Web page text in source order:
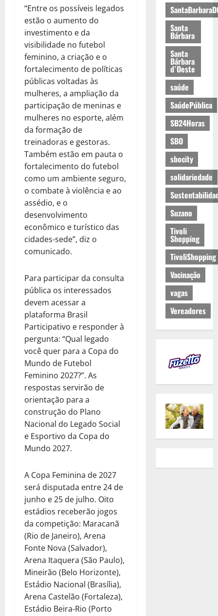
“Entre os possíveis legados
estão o aumento do
investimento e da
visibilidade no futebol
feminino, a criação e o
fortalecimento de políticas
públicas voltadas às
mulheres, a ampliação da
participação de meninas e
mulheres no esporte, além
da formação de
treinadoras e gestoras.
Também estão em pauta o
fortalecimento do futebol
como um ambiente seguro,
o combate à violência e ao
assédio, e o
desenvolvimento
econômico e turístico das
cidades-sede”, diz o
comunicado.
Para participar da consulta
pública os interessados
devem acessar a
plataforma Brasil
Participativo e responder à
pergunta: “Qual legado
você quer para a Copa do
Mundo de Futebol
Feminino 2027?”. As
respostas servirão de
orientação para a
construção do Plano
Nacional do Legado Social
e Esportivo da Copa do
Mundo 2027.
A Copa Feminina de 2027
será disputada entre 24 de
junho e 25 de julho. Oito
estádios receberão jogos
da competição: Maracanã
(Rio de Janeiro), Arena
Fonte Nova (Salvador),
Arena Itaquera (São Paulo),
Mineirão (Belo Horizonte),
Estádio Nacional (Brasília),
Arena Castelão (Fortaleza),
Estádio Beira-Rio (Porto
Santa
Bárbara
Santa
Bárbara
d´Oeste
saúde
SaúdePública
SB24Horas
SBO
sbocity
solidariedade
Suzano
Tivoli
Shopping
TivoliShopping
Vacinação
vagas
Vereadores